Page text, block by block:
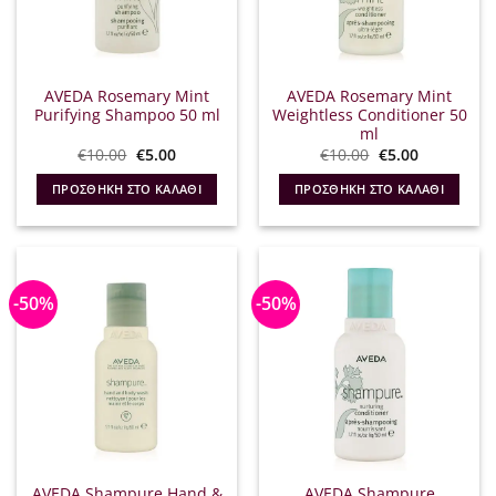
AVEDA Rosemary Mint
Purifying Shampoo 50 ml
€10.00 Original
price
was:
€10.00.
€5.00Η
τιμή
είναι:
€5.00.
ΠΡΟΣΘΉΚΗ ΣΤΟ ΚΑΛΆΘΙ
AVEDA Rosemary Mint
Weightless Conditioner 50
ml
€10.00 Original
price
was:
€10.00.
€5.00Η
τιμή
είναι:
€5.00.
ΠΡΟΣΘΉΚΗ ΣΤΟ ΚΑΛΆΘΙ
-50% -50%